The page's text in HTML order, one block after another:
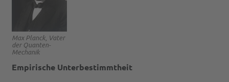
Max Planck, Vater
der Quanten-
Mechanik
Empirische Unterbestimmtheit